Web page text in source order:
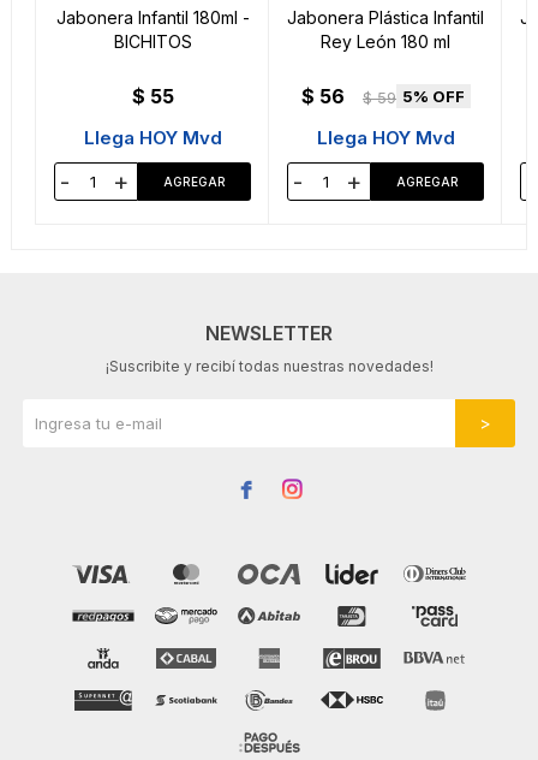
Jabonera Infantil 180ml -
BICHITOS
$ 55
Llega HOY Mvd
- +
Jabonera Plástica Infantil
Rey León 180 ml
$ 56 $ 59 5
Llega HOY Mvd
- +
NEWSLETTER
¡Suscribite y recibí todas nuestras novedades!
 